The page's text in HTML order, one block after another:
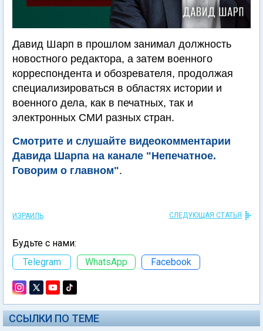
Давид Шарп в прошлом занимал должность
новостного редактора, а затем военного
корреспондента и обозревателя, продолжая
специализироваться в областях истории и
военного дела, как в печатных, так и
электронных СМИ разных стран.
Смотрите и слушайте видеокомментарии
Давида Шарпа на канале "Непечатное.
Говорим о главном".
ИЗРАИЛЬ СЛЕДУЮЩАЯ СТАТЬЯ
Будьте с нами:
Telegram
WhatsApp Facebook
ССЫЛКИ ПО ТЕМЕ